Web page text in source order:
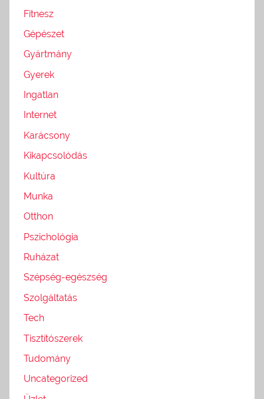
Fitnesz
Gépészet
Gyártmány
Gyerek
Ingatlan
Internet
Karácsony
Kikapcsolódás
Kultúra
Munka
Otthon
Pszichológia
Ruházat
Szépség-egészség
Szolgáltatás
Tech
Tisztítószerek
Tudomány
Uncategorized